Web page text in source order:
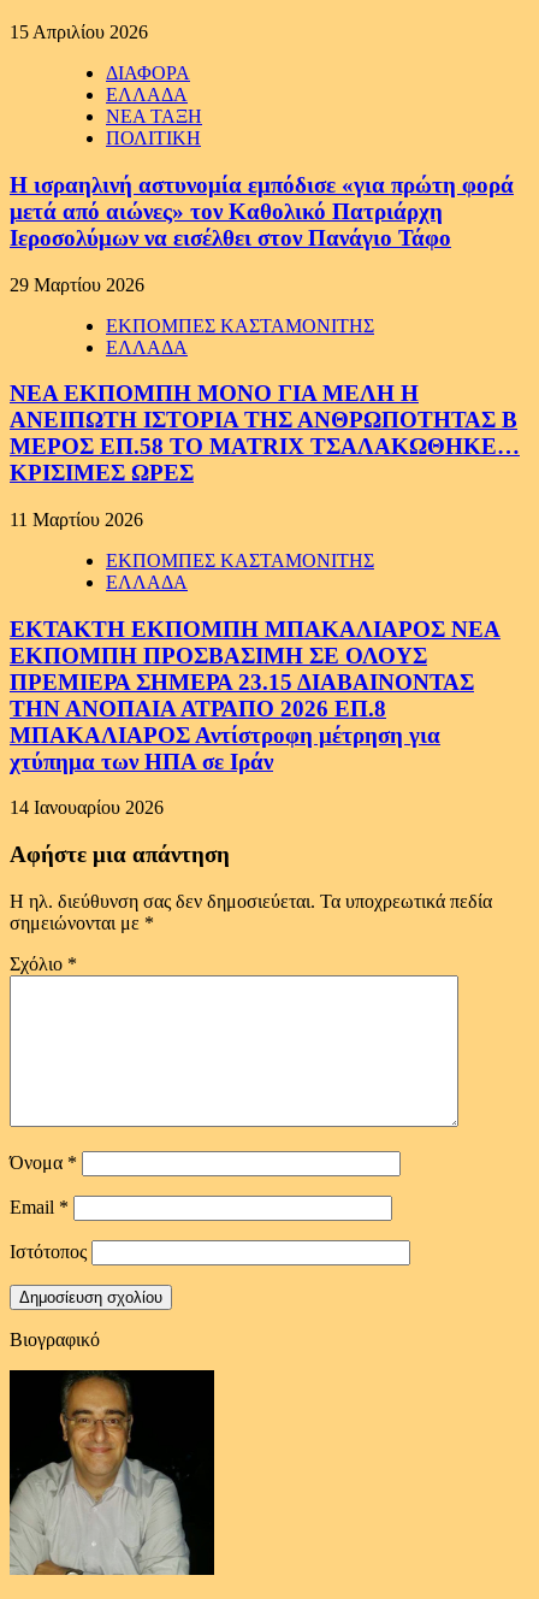
15 Απριλίου 2026
ΔΙΑΦΟΡΑ
ΕΛΛΑΔΑ
ΝΕΑ ΤΑΞΗ
ΠΟΛΙΤΙΚΗ
Η ισραηλινή αστυνομία εμπόδισε «για πρώτη φορά
μετά από αιώνες» τον Καθολικό Πατριάρχη
Ιεροσολύμων να εισέλθει στον Πανάγιο Τάφο
29 Μαρτίου 2026
ΕΚΠΟΜΠΕΣ ΚΑΣΤΑΜΟΝΙΤΗΣ
ΕΛΛΑΔΑ
ΝΕΑ ΕΚΠΟΜΠΗ ΜΟΝΟ ΓΙΑ ΜΕΛΗ Η
ΑΝΕΙΠΩΤΗ ΙΣΤΟΡΙΑ ΤΗΣ ΑΝΘΡΩΠΟΤΗΤΑΣ Β
ΜΕΡΟΣ ΕΠ.58 ΤΟ MATRIX ΤΣΑΛΑΚΩΘΗΚΕ…
ΚΡΙΣΙΜΕΣ ΩΡΕΣ
11 Μαρτίου 2026
ΕΚΠΟΜΠΕΣ ΚΑΣΤΑΜΟΝΙΤΗΣ
ΕΛΛΑΔΑ
ΕΚΤΑΚΤΗ ΕΚΠΟΜΠΗ ΜΠΑΚΑΛΙΑΡΟΣ ΝΕΑ
ΕΚΠΟΜΠΗ ΠΡΟΣΒΑΣΙΜΗ ΣΕ ΟΛΟΥΣ
ΠΡΕΜΙΕΡΑ ΣΗΜΕΡΑ 23.15 ΔΙΑΒΑΙΝΟΝΤΑΣ
ΤΗΝ ΑΝΟΠΑΙΑ ΑΤΡΑΠΟ 2026 ΕΠ.8
ΜΠΑΚΑΛΙΑΡΟΣ Αντίστροφη μέτρηση για
χτύπημα των ΗΠΑ σε Ιράν
14 Ιανουαρίου 2026
Αφήστε μια απάντηση
Η ηλ. διεύθυνση σας δεν δημοσιεύεται. Τα υποχρεωτικά πεδία
σημειώνονται με *
Σχόλιο *
Όνομα *
Email *
Ιστότοπος
Βιογραφικό